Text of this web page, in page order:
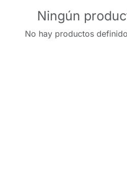
Ningún
No hay productos